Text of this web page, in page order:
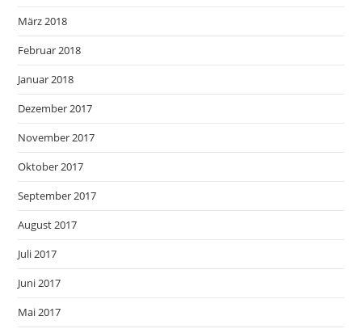
März 2018
Februar 2018
Januar 2018
Dezember 2017
November 2017
Oktober 2017
September 2017
August 2017
Juli 2017
Juni 2017
Mai 2017